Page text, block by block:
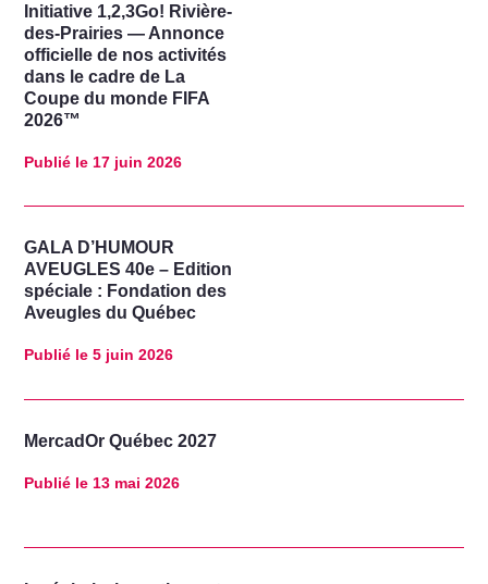
Initiative 1,2,3Go! Rivière-
des-Prairies — Annonce
officielle de nos activités
dans le cadre de La
Coupe du monde FIFA
2026™
Publié le 17 juin 2026
GALA D’HUMOUR
AVEUGLES 40e – Edition
spéciale : Fondation des
Aveugles du Québec
Publié le 5 juin 2026
MercadOr Québec 2027
Publié le 13 mai 2026